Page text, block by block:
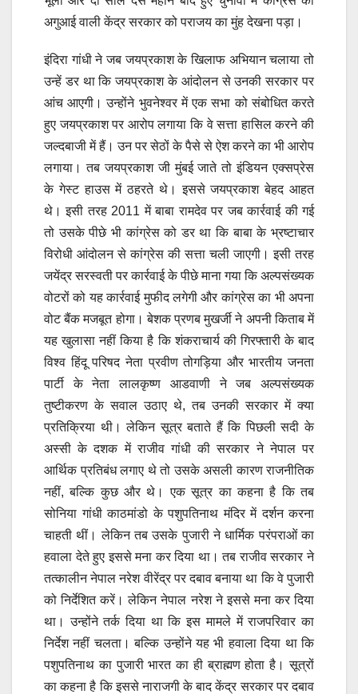
अगुआई वाली केंद्र सरकार को पराजय का मुंह देखना पड़ा।
इंदिरा गांधी ने जब जयप्रकाश के खिलाफ अभियान चलाया तो
उन्हें डर था कि जयप्रकाश के आंदोलन से उनकी सरकार पर
आंच आएगी। उन्होंने भुवनेश्वर में एक सभा को संबोधित करते
हुए जयप्रकाश पर आरोप लगाया कि वे सत्ता हासिल करने की
जल्दबाजी में हैं। उन पर सेठों के पैसे से ऐश करने का भी आरोप
लगाया। तब जयप्रकाश जी मुंबई जाते तो इंडियन एक्सप्रेस
के गेस्ट हाउस में ठहरते थे। इससे जयप्रकाश बेहद आहत
थे। इसी तरह 2011 में बाबा रामदेव पर जब कार्रवाई की गई
तो उसके पीछे भी कांग्रेस को डर था कि बाबा के भ्रष्टाचार
विरोधी आंदोलन से कांग्रेस की सत्ता चली जाएगी। इसी तरह
जयेंद्र सरस्वती पर कार्रवाई के पीछे माना गया कि अल्पसंख्यक
वोटरों को यह कार्रवाई मुफीद लगेगी और कांग्रेस का भी अपना
वोट बैंक मजबूत होगा। बेशक प्रणब मुखर्जी ने अपनी किताब में
यह खुलासा नहीं किया है कि शंकराचार्य की गिरफ्तारी के बाद
विश्व हिंदू परिषद नेता प्रवीण तोगड़िया और भारतीय जनता
पार्टी के नेता लालकृष्ण आडवाणी ने जब अल्पसंख्यक
तुष्टीकरण के सवाल उठाए थे, तब उनकी सरकार में क्या
प्रतिक्रिया थी। लेकिन सूत्र बताते हैं कि पिछली सदी के
अस्सी के दशक में राजीव गांधी की सरकार ने नेपाल पर
आर्थिक प्रतिबंध लगाए थे तो उसके असली कारण राजनीतिक
नहीं, बल्कि कुछ और थे। एक सूत्र का कहना है कि तब
सोनिया गांधी काठमांडो के पशुपतिनाथ मंदिर में दर्शन करना
चाहती थीं। लेकिन तब उसके पुजारी ने धार्मिक परंपराओं का
हवाला देते हुए इससे मना कर दिया था। तब राजीव सरकार ने
तत्कालीन नेपाल नरेश वीरेंद्र पर दबाव बनाया था कि वे पुजारी
को निर्देशित करें। लेकिन नेपाल नरेश ने इससे मना कर दिया
था। उन्होंने तर्क दिया था कि इस मामले में राजपरिवार का
निर्देश नहीं चलता। बल्कि उन्होंने यह भी हवाला दिया था कि
पशुपतिनाथ का पुजारी भारत का ही ब्राह्मण होता है। सूत्रों
का कहना है कि इससे नाराजगी के बाद केंद्र सरकार पर दबाव